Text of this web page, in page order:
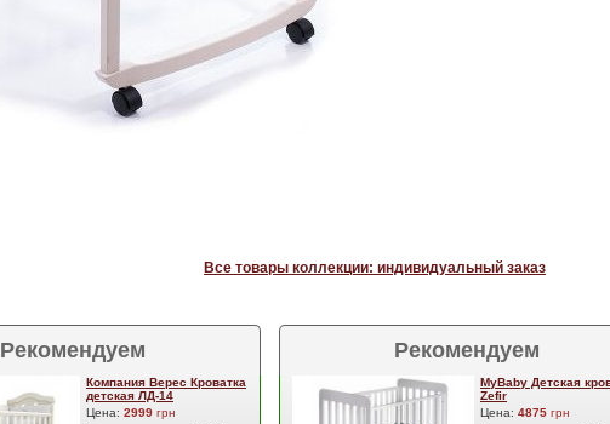
Все товары коллекции: индивидуальный заказ
Рекомендуем Рекомендуем
Компания Верес Кроватка
детская ЛД-14
Цена: 2999 грн
MyBaby Детская
Zefir
Цена: 4875 грн